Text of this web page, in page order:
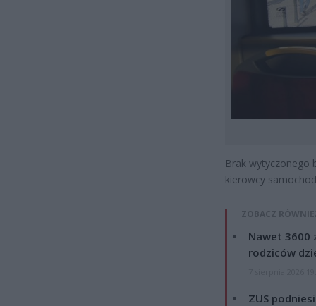
Brak wytyczonego
kierowcy
ZOBACZ
Nawet 3600
rodziców
ZUS